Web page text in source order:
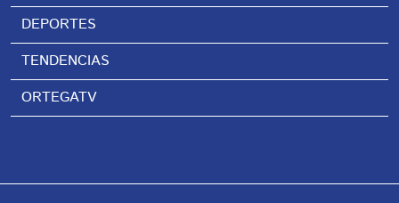
DEPORTES
TENDENCIAS
ORTEGATV